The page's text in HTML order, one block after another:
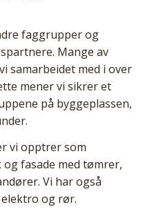
faggrupper og
Mange av
samarbeidet med i over
mener vi sikrer et
på byggeplassen,
vi opptrer som
fasade med tømrer,
Vi har også
og rør.